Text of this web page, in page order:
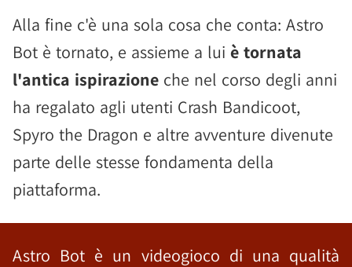
Alla fine c'è una sola cosa che conta: Astro
Bot è tornato, e assieme a lui è tornata
l'antica ispirazione che nel corso degli anni
ha regalato agli utenti Crash Bandicoot,
Spyro the Dragon e altre avventure divenute
parte delle stesse fondamenta della
piattaforma.
Astro Bot è un videogioco di una qualità